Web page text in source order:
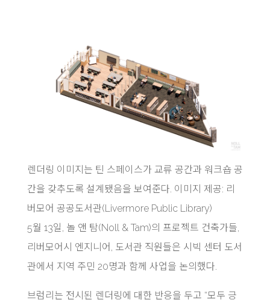
렌더링 이미지는 틴 스페이스가 교류 공간과 워크숍 공
간을 갖추도록 설계됐음을 보여준다. 이미지 제공: 리
버모어 공공도서관(Livermore Public Library)
5월 13일, 놀 앤 탐(Noll & Tam)의 프로젝트 건축가들,
리버모어시 엔지니어, 도서관 직원들은 시빅 센터 도서
관에서 지역 주민 20명과 함께 사업을 논의했다.
브럼리는 전시된 렌더링에 대한 반응을 두고 “모두 긍